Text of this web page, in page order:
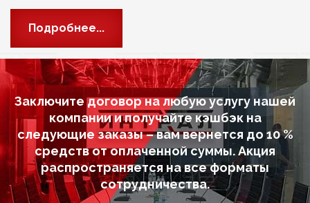
Подробнее...
Заключите договор на любую услугу нашей
компании и получайте кэшбэк на
следующие заказы – вам вернется до 10 %
средств от оплаченной суммы. Акция
распространяется на все форматы
сотрудничества.